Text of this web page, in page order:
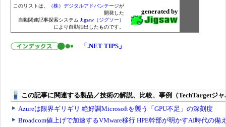
このリストは、 （株）デジタルアドバンテージが
開発した
自動関連記事探索システム Jigsaw（ジグソー）
により自動抽出したものです。
generated by
「.NET TIPS」